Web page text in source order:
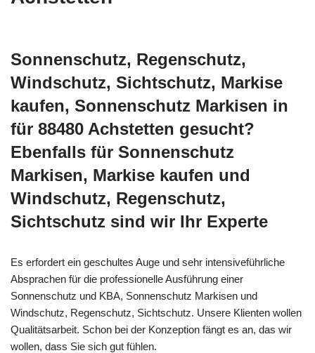
Sonnenschutz, Regenschutz,
Windschutz, Sichtschutz, Markise
kaufen, Sonnenschutz Markisen in
für 88480 Achstetten gesucht?
Ebenfalls für Sonnenschutz
Markisen, Markise kaufen und
Windschutz, Regenschutz,
Sichtschutz sind wir Ihr Experte
Es erfordert ein geschultes Auge und sehr intensiveführliche
Absprachen für die professionelle Ausführung einer
Sonnenschutz und KBA, Sonnenschutz Markisen und
Windschutz, Regenschutz, Sichtschutz. Unsere Klienten wollen
Qualitätsarbeit. Schon bei der Konzeption fängt es an, das wir
wollen, dass Sie sich gut fühlen.